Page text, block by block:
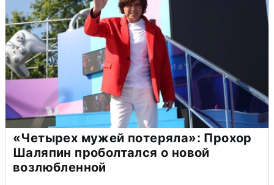
«Четырех мужей потеряла»: Прохор
Шаляпин проболтался о новой
возлюбленной